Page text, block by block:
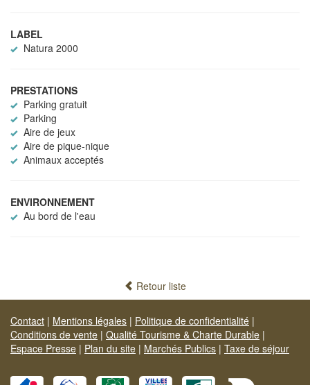
LABEL
Natura 2000
PRESTATIONS
Parking gratuit
Parking
Aire de jeux
Aire de pique-nique
Animaux acceptés
ENVIRONNEMENT
Au bord de l'eau
Retour liste
Contact | Mentions légales | Politique de confidentialité |
Conditions de vente | Qualité Tourisme & Charte Durable |
Espace Presse | Plan du site | Marchés Publics | Taxe de séjour